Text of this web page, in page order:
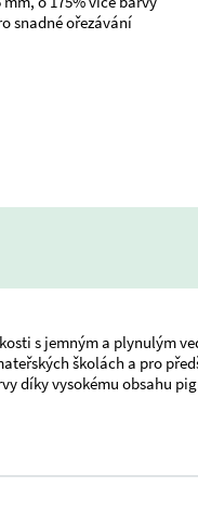
snadné ořezávání
s jemným a plynulým
školách a pro
díky vysokému obsahu